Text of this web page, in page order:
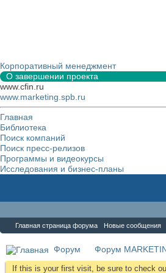
Корпоративный менеджмент
О завершении проекта
www.cfin.ru
www.marketing.spb.ru
Главная
Библиотека
Поиск компаний
Поиск пресс-релизов
Программы и видеокурсы
Исследования и бизнес-планы
Главная страница форума Новые сообщения
Форум Форум
If this is your first visit, be sure to check